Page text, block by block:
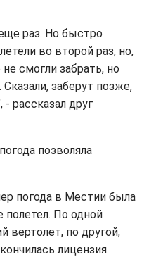
раз. Но быстро
во второй раз, но,
смогли забрать, но
заберут позже,
- рассказал друг
позволяла
погода в Местии была
полетел. По одной
вертолет, по другой,
лицензия.